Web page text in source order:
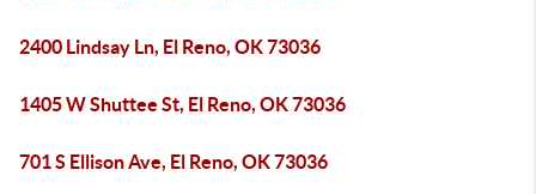
2400 Lindsay Ln, El Reno, OK 73036
1405 W Shuttee St, El Reno, OK 73036
701 S Ellison Ave, El Reno, OK 73036